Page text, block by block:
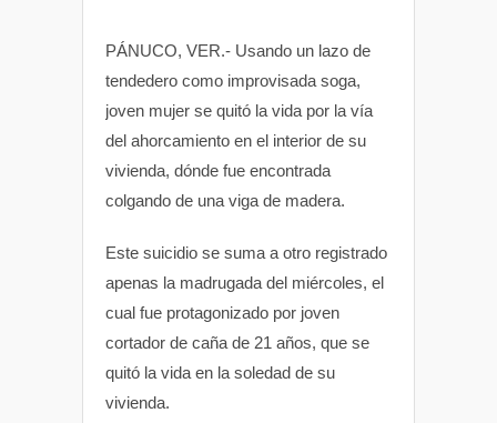
t
s
A
p
p
e
b
o
o
k
t
t
e
r
PÁNUCO, VER.- Usando un lazo de
tendedero como improvisada soga,
joven mujer se quitó la vida por la vía
del ahorcamiento en el interior de su
vivienda, dónde fue encontrada
colgando de una viga de madera.
Este suicidio se suma a otro registrado
apenas la madrugada del miércoles, el
cual fue protagonizado por joven
cortador de caña de 21 años, que se
quitó la vida en la soledad de su
vivienda.